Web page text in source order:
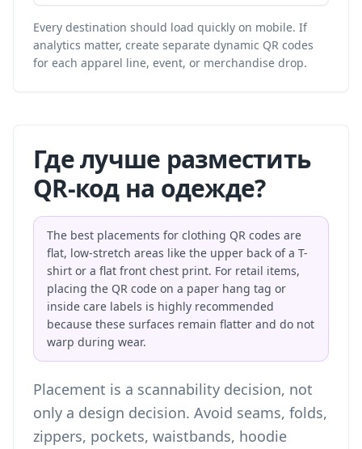
Every destination should load quickly on mobile. If
analytics matter, create separate dynamic QR codes
for each apparel line, event, or merchandise drop.
Где лучше разместить
QR-код на одежде?
The best placements for clothing QR codes are
flat, low-stretch areas like the upper back of a T-
shirt or a flat front chest print. For retail items,
placing the QR code on a paper hang tag or
inside care labels is highly recommended
because these surfaces remain flatter and do not
warp during wear.
Placement is a scannability decision, not
only a design decision. Avoid seams, folds,
zippers, pockets, waistbands, hoodie